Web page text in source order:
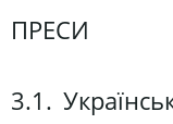
ПРЕСИ
3.1.